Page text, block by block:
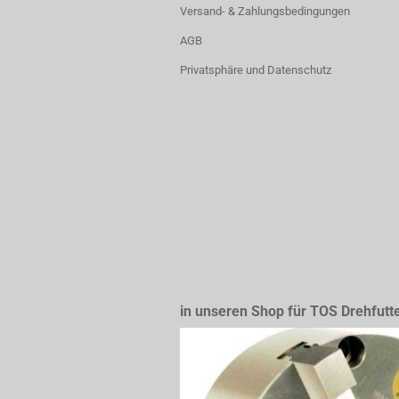
Versand- & Zahlungsbedingungen
AGB
Privatsphäre und Datenschutz
in unseren Shop für TOS